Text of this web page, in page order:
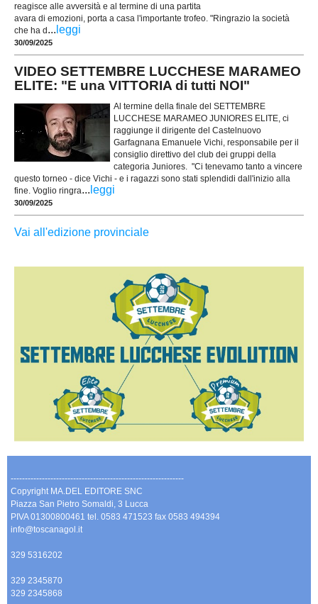
reagisce alle avversità e al termine di una partita
avara di emozioni, porta a casa l'importante trofeo. "Ringrazio la società
che ha d... leggi
30/09/2025
VIDEO SETTEMBRE LUCCHESE MARAMEO
ELITE: "E una VITTORIA di tutti NOI"
Al termine della finale del SETTEMBRE
LUCCHESE MARAMEO JUNIORES ELITE, ci
raggiunge il dirigente del Castelnuovo
Garfagnana Emanuele Vichi, responsabile per il
consiglio direttivo del club dei gruppi della
categoria Juniores. "Ci tenevamo tanto a vincere
questo torneo - dice Vichi - e i ragazzi sono stati splendidi dall'inizio alla
fine. Voglio ringra... leggi
30/09/2025
Vai all'edizione provinciale
-------------------------------------------------------------
Copyright MA.DEL EDITORE SNC
Piazza San Pietro Somaldi, 3 Lucca
PIVA 01300800461 tel. 0583 471523 fax 0583 494394
info@toscanagol.it
329 5316202
329 2345870
329 2345868